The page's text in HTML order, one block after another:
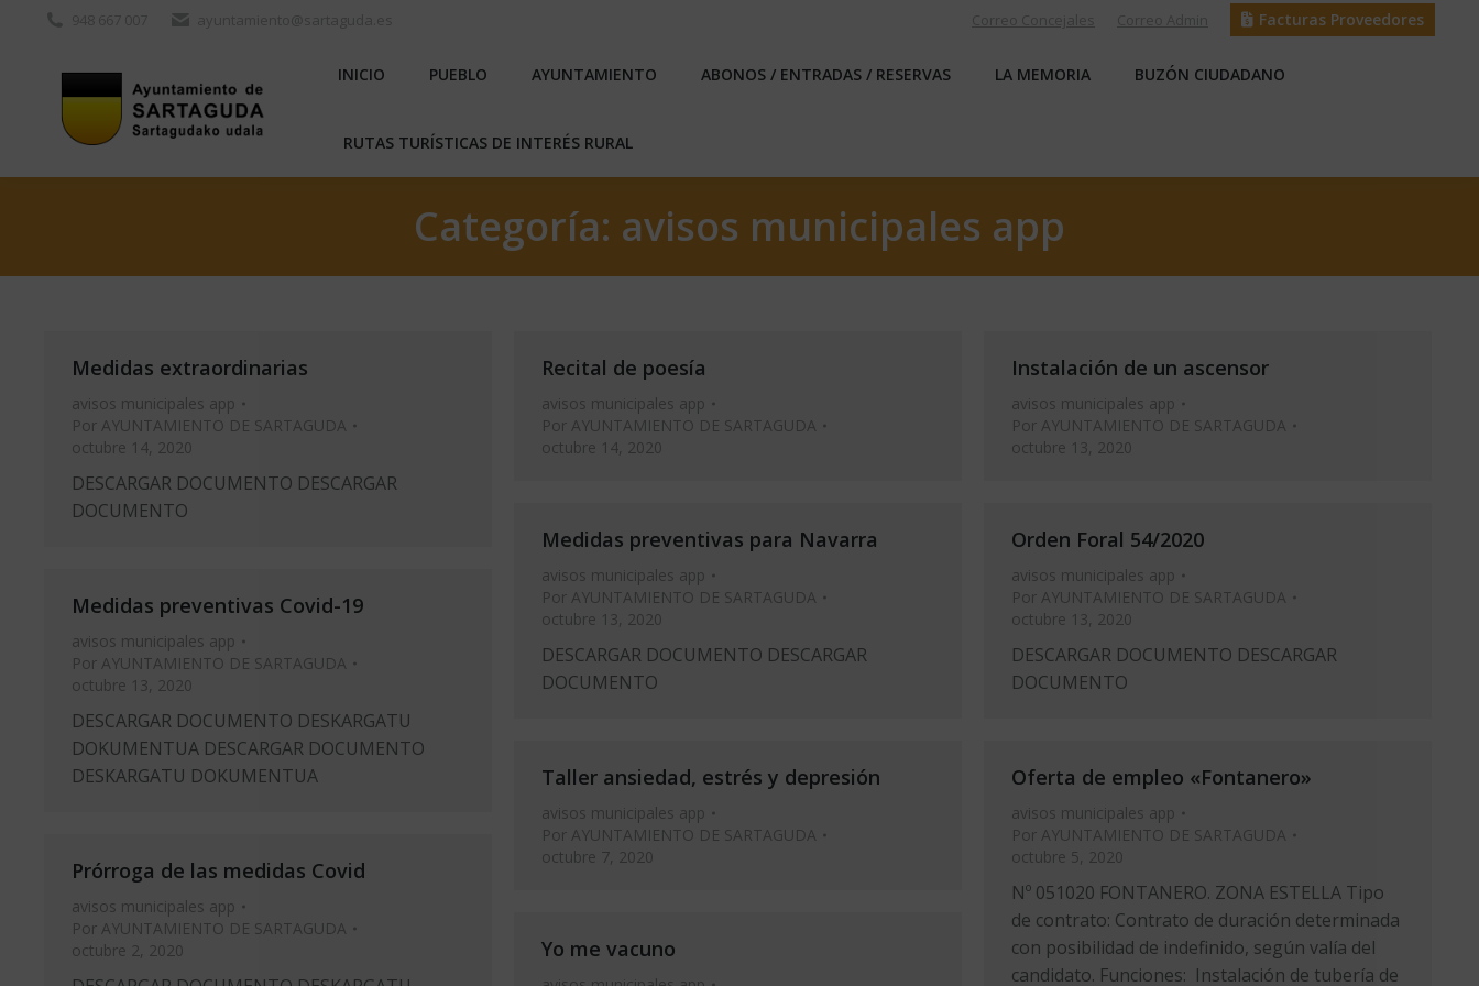
Facturas Proveedores
INICIO PUEBLO AYUNTAMIENTO ABONOS / ENTRADAS / RESERVAS LA MEMORIA BUZÓN CIUDADANO
RUTAS TURÍSTICAS DE INTERÉS RURAL
Categoría: avisos municipales app
Medidas extraordinarias
avisos municipales app
Por AYUNTAMIENTO DE SARTAGUDA
octubre 14, 2020
DESCARGAR DOCUMENTO DESCARGAR
DOCUMENTO
Recital de poesía
avisos municipales app
Por AYUNTAMIENTO DE SARTAGUDA
octubre 14, 2020
Instalación de un ascensor
avisos municipales app
Por AYUNTAMIENTO DE SARTAGUDA
octubre 13, 2020
Medidas preventivas para Navarra
avisos municipales app
Por AYUNTAMIENTO DE SARTAGUDA
octubre 13, 2020
DESCARGAR DOCUMENTO DESCARGAR
DOCUMENTO
Orden Foral 54/2020
avisos municipales app
Por AYUNTAMIENTO DE SARTAGUDA
octubre 13, 2020
DESCARGAR DOCUMENTO DESCARGAR
DOCUMENTO
Medidas preventivas Covid-19
avisos municipales app
Por AYUNTAMIENTO DE SARTAGUDA
octubre 13, 2020
DESCARGAR DOCUMENTO DESKARGATU
DOKUMENTUA DESCARGAR DOCUMENTO
DESKARGATU DOKUMENTUA
Taller ansiedad, estrés y depresión
avisos municipales app
Por AYUNTAMIENTO DE SARTAGUDA
octubre 7, 2020
Oferta de empleo «Fontanero»
avisos municipales app
Por AYUNTAMIENTO DE SARTAGUDA
octubre 5, 2020
Nº 051020 FONTANERO. ZONA ESTELLA Tipo
de contrato: Contrato de duración determinada
con posibilidad de indefinido, según valía del
candidato. Funciones: Instalación de tubería de
Prórroga de las medidas Covid
avisos municipales app
Por AYUNTAMIENTO DE SARTAGUDA
octubre 2, 2020
Yo me vacuno
BUZÓN CIUDADANO